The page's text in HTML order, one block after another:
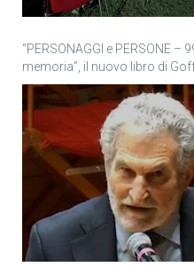
“PERSONAGGI e PERSONE
memoria”, il nuovo libro di